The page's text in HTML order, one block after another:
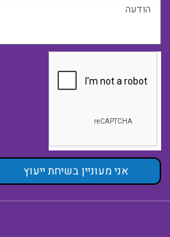
אני מעוניין בשיחת ייעוץ